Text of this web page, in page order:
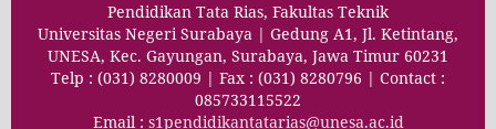
Pendidikan Tata Rias, Fakultas Teknik
Universitas Negeri Surabaya | Gedung A1, Jl. Ketintang,
UNESA, Kec. Gayungan, Surabaya, Jawa Timur 60231
Telp : (031) 8280009 | Fax : (031) 8280796 | Contact :
085733115522
Email : s1pendidikantatarias@unesa.ac.id